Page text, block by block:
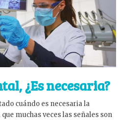
¿Es necesaria?
cuándo es necesaria la
que muchas veces las señales son